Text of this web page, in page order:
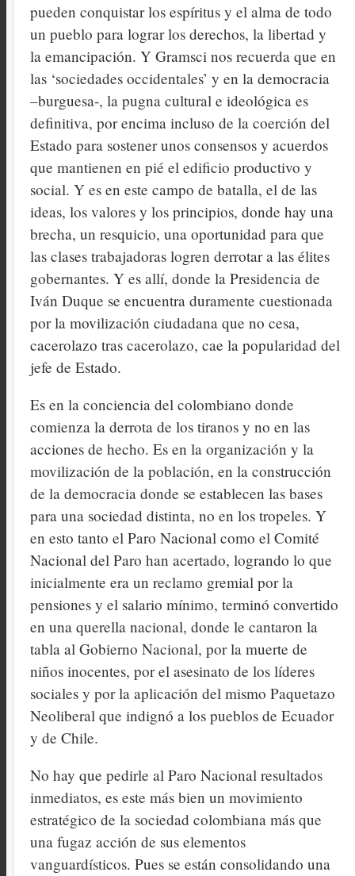
pueden conquistar los espíritus y el alma de todo
un pueblo para lograr los derechos, la libertad y
la emancipación. Y Gramsci nos recuerda que en
las ‘sociedades occidentales’ y en la democracia
–burguesa-, la pugna cultural e ideológica es
definitiva, por encima incluso de la coerción del
Estado para sostener unos consensos y acuerdos
que mantienen en pié el edificio productivo y
social. Y es en este campo de batalla, el de las
ideas, los valores y los principios, donde hay una
brecha, un resquicio, una oportunidad para que
las clases trabajadoras logren derrotar a las élites
gobernantes. Y es allí, donde la Presidencia de
Iván Duque se encuentra duramente cuestionada
por la movilización ciudadana que no cesa,
cacerolazo tras cacerolazo, cae la popularidad del
jefe de Estado.
Es en la conciencia del colombiano donde
comienza la derrota de los tiranos y no en las
acciones de hecho. Es en la organización y la
movilización de la población, en la construcción
de la democracia donde se establecen las bases
para una sociedad distinta, no en los tropeles. Y
en esto tanto el Paro Nacional como el Comité
Nacional del Paro han acertado, logrando lo que
inicialmente era un reclamo gremial por la
pensiones y el salario mínimo, terminó convertido
en una querella nacional, donde le cantaron la
tabla al Gobierno Nacional, por la muerte de
niños inocentes, por el asesinato de los líderes
sociales y por la aplicación del mismo Paquetazo
Neoliberal que indignó a los pueblos de Ecuador
y de Chile.
No hay que pedirle al Paro Nacional resultados
inmediatos, es este más bien un movimiento
estratégico de la sociedad colombiana más que
una fugaz acción de sus elementos
vanguardísticos. Pues se están consolidando una